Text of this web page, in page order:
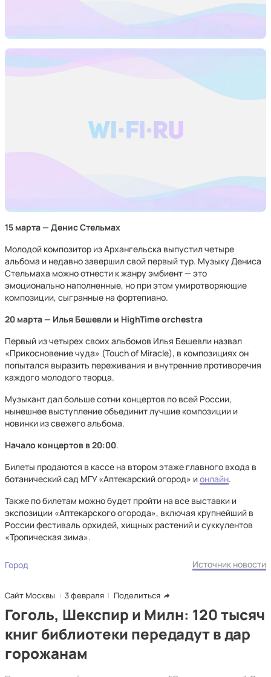
15 марта — Денис Стельмах
Молодой композитор из Архангельска выпустил четыре
альбома и недавно завершил свой первый тур. Музыку Дениса
Стельмаха можно отнести к жанру эмбиент — это
эмоционально наполненные, но при этом умиротворяющие
композиции, сыгранные на фортепиано.
20 марта — Илья Бешевли и HighTime orchestra
Первый из четырех своих альбомов Илья Бешевли назвал
«Прикосновение чуда» (Touch of Miracle), в композициях он
попытался выразить переживания и внутренние противоречия
каждого молодого творца.
Музыкант дал больше сотни концертов по всей России,
нынешнее выступление объединит лучшие композиции и
новинки из свежего альбома.
Начало концертов в 20:00.
Билеты продаются в кассе на втором этаже главного входа в
ботанический сад МГУ «Аптекарский огород» ионлайн.
Также по билетам можно будет пройти на все выставки и
экспозиции «Аптекарского огорода», включая крупнейший в
России фестиваль орхидей, хищных растений и суккулентов
«Тропическая зима».
Город Источник новости
Сайт Москвы 3 февраля Поделиться
Гоголь, Шекспир и Милн: 120 тысяч
книг библиотеки передадут в дар
горожанам